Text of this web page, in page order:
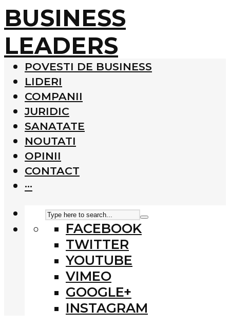
BUSINESS
LEADERS
POVESTI DE BUSINESS
LIDERI
COMPANII
JURIDIC
SANATATE
NOUTATI
OPINII
CONTACT
···
FACEBOOK
TWITTER
YOUTUBE
VIMEO
GOOGLE+
INSTAGRAM